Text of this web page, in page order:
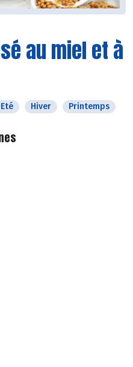
au miel et à
Eté Hiver Printemps